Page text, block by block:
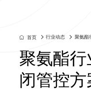
治理方案
治理方案
方案
方案
方案
方案
方案首页 行业动态 聚氨酯
聚氨酯
闭管控